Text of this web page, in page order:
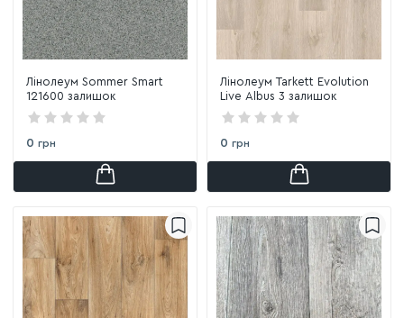
Лінолеум Sommer Smart
121600 залишок
0 грн
Лінолеум Tarkett Evolution
Live Albus 3 залишок
0 грн